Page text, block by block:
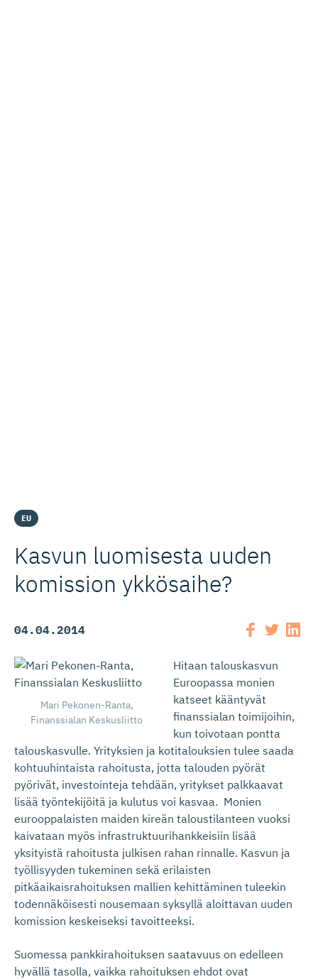
EU
Kasvun luomisesta uuden
komission ykkösaihe?
04.04.2014
Mari Pekonen-Ranta,
Finanssialan Keskusliitto
Hitaan talouskasvun
Euroopassa monien
katseet kääntyvät
finanssialan toimijoihin,
kun toivotaan pontta
talouskasvulle. Yrityksien ja kotitalouksien tulee saada
kohtuuhintaista rahoitusta, jotta talouden pyörät
pyörivät, investointeja tehdään, yritykset palkkaavat
lisää työntekijöitä ja kulutus voi kasvaa. Monien
eurooppalaisten maiden kireän taloustilanteen vuoksi
kaivataan myös infrastruktuurihankkeisiin lisää
yksityistä rahoitusta julkisen rahan rinnalle. Kasvun ja
työllisyyden tukeminen sekä erilaisten
pitkäaikaisrahoituksen mallien kehittäminen tuleekin
todennäköisesti nousemaan syksyllä aloittavan uuden
komission keskeiseksi tavoitteeksi.
Suomessa pankkirahoituksen saatavuus on edelleen
hyvällä tasolla, vaikka rahoituksen ehdot ovat